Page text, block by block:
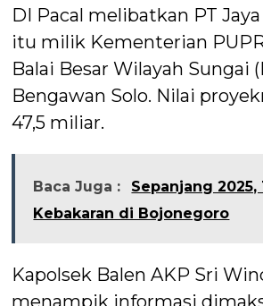
DI Pacal melibatkan PT
itu milik Kementerian
Balai Besar Wilayah Sungai
Bengawan Solo. Nilai
47,5 miliar.
Baca Juga :
Sepanjang
Kebakaran di Bojonegoro
Kapolsek Balen AKP Sri
menampik informasi